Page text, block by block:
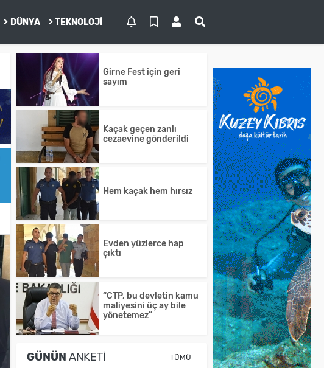
DÜNYA TEKNOLOJI
Girne Fest için geri
sayım
Kaçak geçen zanlı
cezaevine gönderildi
Hem kaçak hem hırsız
Evden yüzlerce hap
çıktı
“CTP, bu devletin kamu
maliyesini üç ay bile
yönetemez”
GÜNÜN ANKETI TÜMÜ